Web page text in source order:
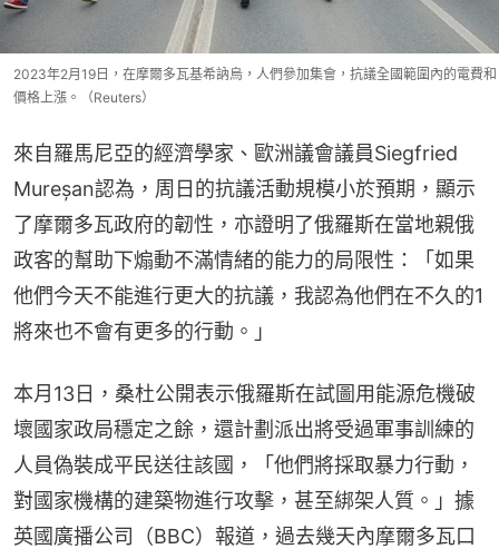
2023年2月19日，在摩爾多瓦基希訥烏，人們參加集會，抗議全國範圍內的電費和
價格上漲。（Reuters）
來自羅馬尼亞的經濟學家、歐洲議會議員Siegfried
Mureșan認為，周日的抗議活動規模小於預期，顯示
了摩爾多瓦政府的韌性，亦證明了俄羅斯在當地親俄
政客的幫助下煽動不滿情緒的能力的局限性：「如果
他們今天不能進行更大的抗議，我認為他們在不久的1
將來也不會有更多的行動。」
本月13日，桑杜公開表示俄羅斯在試圖用能源危機破
壞國家政局穩定之餘，還計劃派出將受過軍事訓練的
人員偽裝成平民送往該國，「他們將採取暴力行動，
對國家機構的建築物進行攻擊，甚至綁架人質。」據
英國廣播公司（BBC）報道，過去幾天內摩爾多瓦口